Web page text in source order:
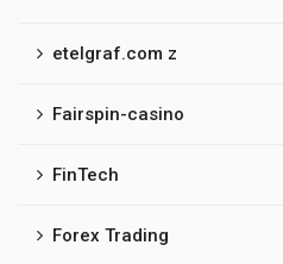
etelgraf.com z
Fairspin-casino
FinTech
Forex Trading